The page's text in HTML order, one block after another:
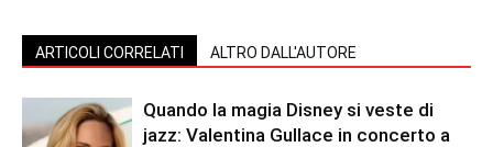
ARTICOLI CORRELATI ALTRO DALL'AUTORE
Quando la magia Disney si veste di
jazz: Valentina Gullace in concerto a